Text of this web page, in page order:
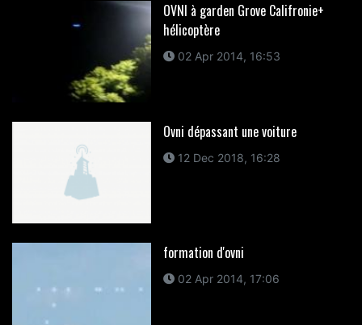
OVNI à garden Grove Califronie+
hélicoptère
02 Apr 2014, 16:53
Ovni dépassant une voiture
12 Dec 2018, 16:28
formation d'ovni
02 Apr 2014, 17:06